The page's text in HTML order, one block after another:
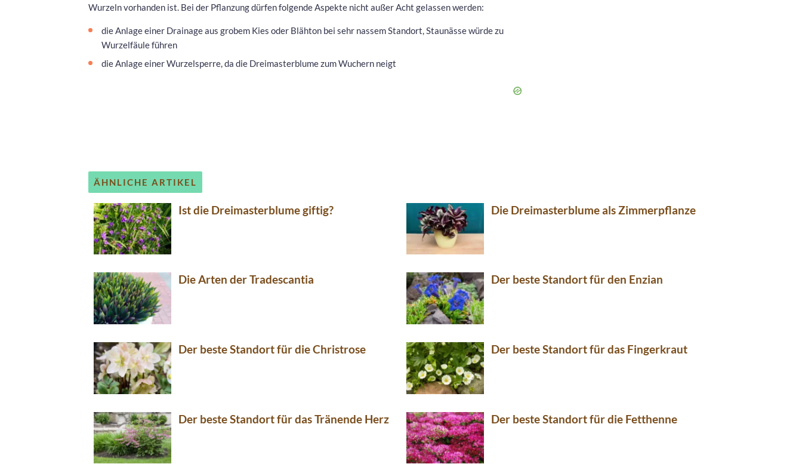
Wurzeln vorhanden ist. Bei der Pflanzung dürfen folgende Aspekte nicht außer Acht gelassen werden:
die Anlage einer Drainage aus grobem Kies oder Blähton bei sehr nassem Standort, Staunässe würde zu
Wurzelfäule führen
die Anlage einer Wurzelsperre, da die Dreimasterblume zum Wuchern neigt
ÄHNLICHE ARTIKEL
Ist die Dreimasterblume giftig? Die Dreimasterblume als Zimmerpflanze
Die Arten der Tradescantia Der beste Standort für den Enzian
Der beste Standort für die Christrose Der beste Standort für das Fingerkraut
Der beste Standort für das Tränende Herz Der beste Standort für die Fetthenne